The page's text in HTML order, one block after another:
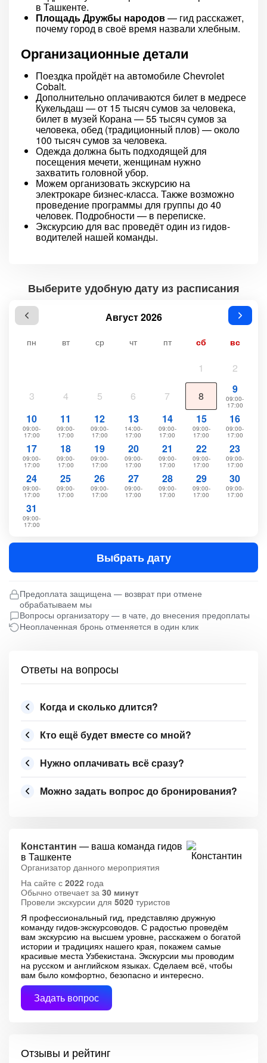
в Ташкенте.
Площадь Дружбы народов— гид расскажет,
почему город в своё время назвали хлебным.
Организационные детали
Поездка пройдёт на автомобиле Chevrolet
Cobalt.
Дополнительно оплачиваются билет в медресе
Кукельдаш — от 15 тысяч сумов за человека,
билет в музей Корана — 55 тысяч сумов за
человека, обед (традиционный плов) — около
100 тысяч сумов за человека.
Одежда должна быть подходящей для
посещения мечети, женщинам нужно
захватить головной убор.
Можем организовать экскурсию на
электрокаре бизнес-класса. Также возможно
проведение программы для группы до 40
человек. Подробности — в переписке.
Экскурсию для вас проведёт один из гидов-
водителей нашей команды.
Выберите удобную дату из расписания
Август 2026
пн вт ср чт пт сб вс
1 2
3 4 5 6 7 8
9
09:00-
17:00
10
09:00-
17:00
11
09:00-
17:00
12
09:00-
17:00
13
14:00-
17:00
14
09:00-
17:00
15
09:00-
17:00
16
09:00-
17:00
17
09:00-
17:00
18
09:00-
17:00
19
09:00-
17:00
20
09:00-
17:00
21
09:00-
17:00
22
09:00-
17:00
23
09:00-
17:00
24
09:00-
17:00
25
09:00-
17:00
26
09:00-
17:00
27
09:00-
17:00
28
09:00-
17:00
29
09:00-
17:00
30
09:00-
17:00
31
09:00-
17:00
Выбрать дату
Предоплата защищена — возврат при отмене
обрабатываем мы
Вопросы организатору — в чате, до внесения предоплаты
Неоплаченная бронь отменяется в один клик
Ответы на вопросы
Когда и сколько длится?
Кто ещё будет вместе со мной?
Нужно оплачивать всё сразу?
Можно задать вопрос до бронирования?
Константин — ваша команда гидов
в Ташкенте
Организатор данного мероприятия
На сайте с 2022 года
Обычно отвечает за 30 минут
Провели экскурсии для 5020 туристов
Я профессиональный гид, представляю дружную
команду гидов-экскурсоводов. С радостью проведём
вам экскурсию на высшем уровне, расскажем о богатой
истории и традициях нашего края, покажем самые
красивые места Узбекистана. Экскурсии мы проводим
на русском и английском языках. Сделаем всё, чтобы
вам было комфортно, безопасно и интересно.
Задать вопрос
Отзывы и рейтинг